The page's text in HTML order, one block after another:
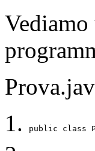
Vediamo
public class